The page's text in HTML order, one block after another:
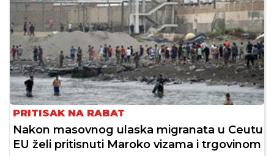
PRITISAK NA RABAT
Nakon masovnog ulaska migranata u Ceutu
EU želi pritisnuti Maroko vizama i trgovinom